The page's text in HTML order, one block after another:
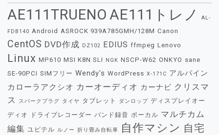
AE111TRUENO AE111トレノ AL-
FDB140 Android ASROCK 939A785GMH/128M Canon
CentOS DVD作成 DZ102 EDIUS ffmpeg Lenovo
Linux MP610 MSI K8N SLI NGK NSCP-W62 ONKYO sane
SE-90PCI SIMフリー Wendy's WordPress X-171C アルパイン
カローラアクシオ カーオーディオ カーナビ クリスマ
ス
スパークプラグ タイヤ タブレット ダンロップ ディスプレイオー
ディオ
ドライブレコーダー バンド録音 ボーカル マルチカム
編集 ユピテル ルノー 折り畳み自転車 自作マシン 自宅